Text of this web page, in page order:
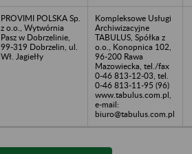
PROVIMI POLSKA Sp.
z o.o., Wytwórnia
Pasz w Dobrzelinie,
99-319 Dobrzelin, ul.
Wł. Jagiełły
Kompleksowe Usługi
Archiwizacyjne
TABULUS, Spółka z
o.o., Konopnica 102,
96-200 Rawa
Mazowiecka, tel./fax
0-46 813-12-03, tel.
0-46 813-11-95 (96)
www.tabulus.com.pl,
e-mail:
biuro@tabulus.com.pl